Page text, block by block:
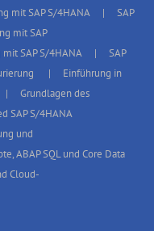
mit SAP S/4HANA
SAP
mit SAP
SAP S/4HANA
SAP
Einführung in
Grundlagen des
SAP S/4HANA
und
ABAP SQL und Core Data
Cloud-